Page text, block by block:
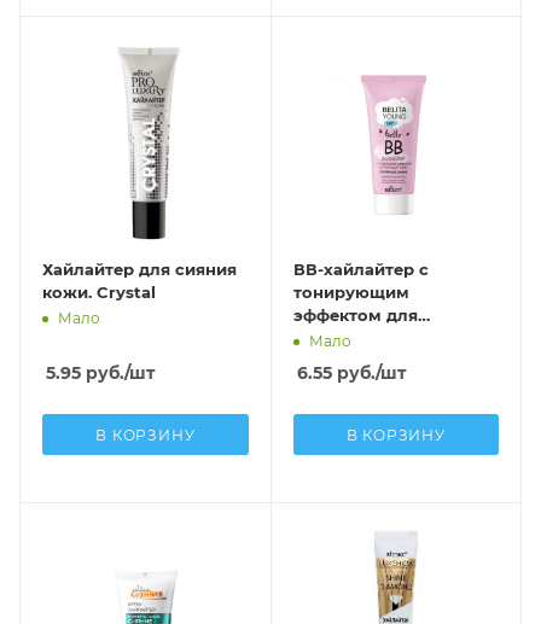
Хайлайтер для сияния
кожи. Crystal
Мало
5.95 руб./шт
В КОРЗИНУ
ВВ-хайлайтер с
тонирующим
эффектом для
молодой кожи
«Безупречное сияние»
Мало
6.55руб./шт
В КОРЗИНУ